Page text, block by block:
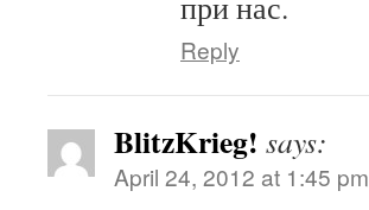
Reply
BlitzKrieg! says:
April 24, 2012 at 1:45 pm